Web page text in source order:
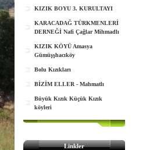
KIZIK BOYU 3. KURULTAYI
KARACADAĞ TÜRKMENLERİ
DERNEĞİ Nafi Çağlar Mihmadlı
KIZIK KÖYÜ Amasya
Gümüşşhacıköy
Bolu Kızıkları
BİZİM ELLER - Mahmatlı
Büyük Kızık Küçük Kızık
köyleri
Linkler